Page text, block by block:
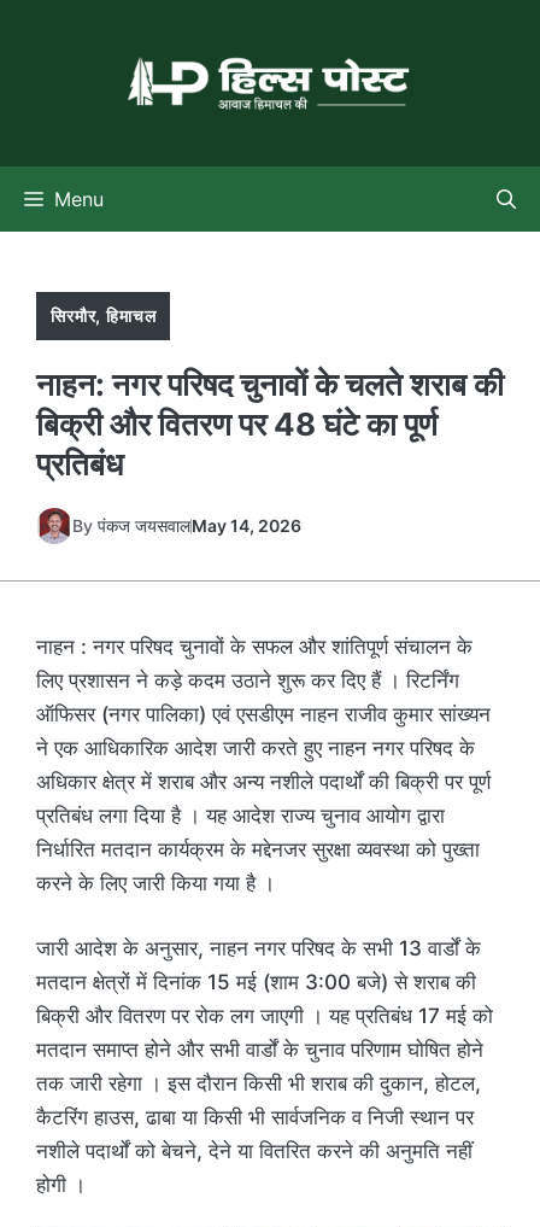
Menu
सिरमौर,हिमाचल
नाहन: नगर परिषद चुनावों के चलते शराब की
बिक्री और वितरण पर 48 घंटे का पूर्ण
प्रतिबंध
By पंकज जयसवालMay 14, 2026
नाहन : नगर परिषद चुनावों के सफल और शांतिपूर्ण संचालन के
लिए प्रशासन ने कड़े कदम उठाने शुरू कर दिए हैं । रिटर्निंग
ऑफिसर (नगर पालिका) एवं एसडीएम नाहन राजीव कुमार सांख्यन
ने एक आधिकारिक आदेश जारी करते हुए नाहन नगर परिषद के
अधिकार क्षेत्र में शराब और अन्य नशीले पदार्थों की बिक्री पर पूर्ण
प्रतिबंध लगा दिया है । यह आदेश राज्य चुनाव आयोग द्वारा
निर्धारित मतदान कार्यक्रम के मद्देनजर सुरक्षा व्यवस्था को पुख्ता
करने के लिए जारी किया गया है ।
जारी आदेश के अनुसार, नाहन नगर परिषद के सभी 13 वार्डों के
मतदान क्षेत्रों में दिनांक 15 मई (शाम 3:00 बजे) से शराब की
बिक्री और वितरण पर रोक लग जाएगी । यह प्रतिबंध 17 मई को
मतदान समाप्त होने और सभी वार्डों के चुनाव परिणाम घोषित होने
तक जारी रहेगा । इस दौरान किसी भी शराब की दुकान, होटल,
कैटरिंग हाउस, ढाबा या किसी भी सार्वजनिक व निजी स्थान पर
नशीले पदार्थों को बेचने, देने या वितरित करने की अनुमति नहीं
होगी ।